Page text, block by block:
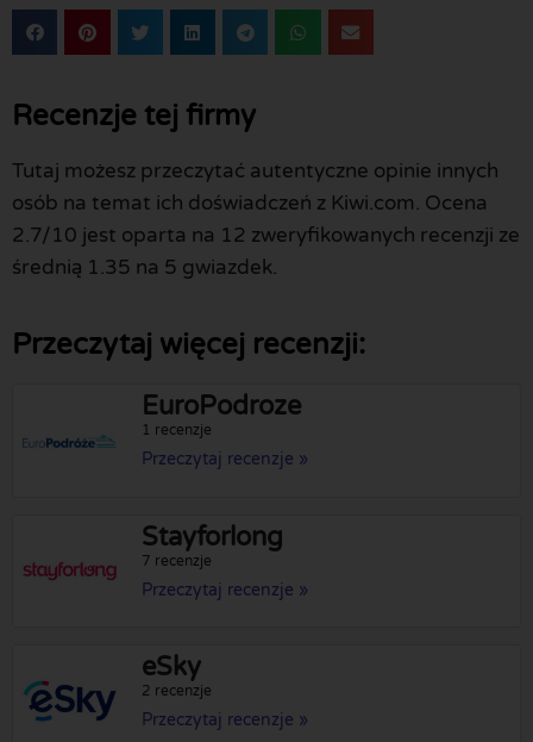
Recenzje tej firmy
Tutaj możesz przeczytać autentyczne opinie innych
osób na temat ich doświadczeń z Kiwi.com. Ocena
2.7/10 jest oparta na 12 zweryfikowanych recenzji ze
średnią 1.35 na 5 gwiazdek.
Przeczytaj więcej recenzji:
EuroPodroze
1 recenzje
Przeczytaj recenzje »
Stayforlong
7 recenzje
Przeczytaj recenzje »
eSky
2 recenzje
Przeczytaj recenzje »